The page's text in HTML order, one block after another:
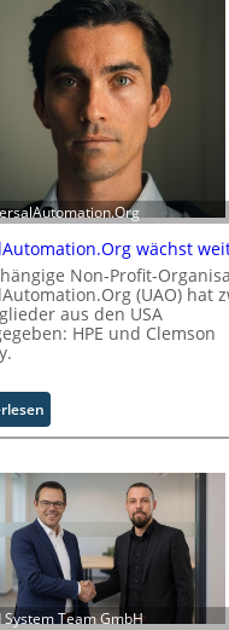
wächst
Non-Profit-
(UAO) hat
aus den USA
HPE und Clemson
U
i
v
e
r
s
a
l
System Team GmbH